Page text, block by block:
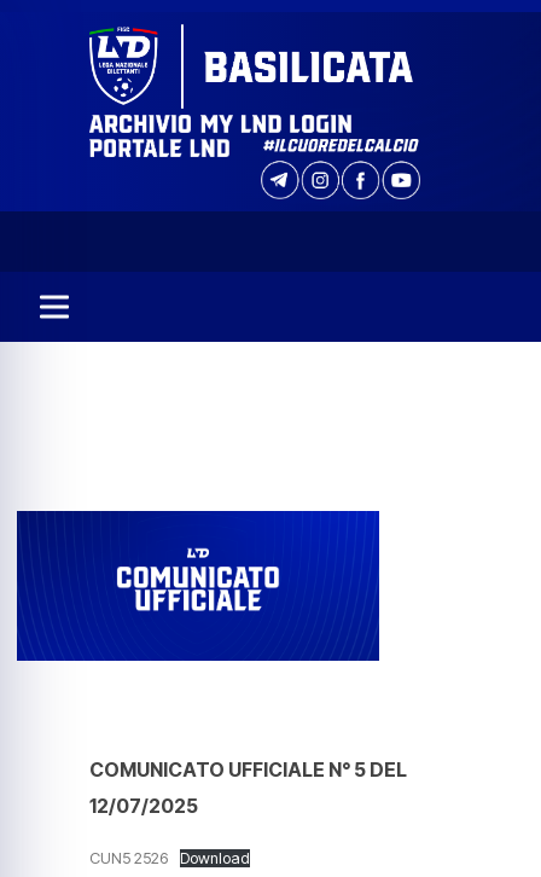
COMUNICATO UFFICIALE N° 5 DEL
12/07/2025
CUN5 2526 Download